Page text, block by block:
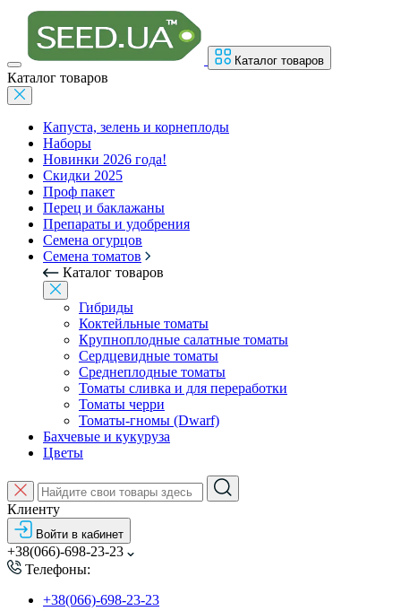
Каталог товаров
Каталог товаров
Капуста, зелень и корнеплоды
Наборы
Новинки 2026 года!
Скидки 2025
Проф пакет
Перец и баклажаны
Препараты и удобрения
Семена огурцов
Семена томатов
Каталог товаров
Гибриды
Коктейльные томаты
Крупноплодные салатные томаты
Сердцевидные томаты
Среднеплодные томаты
Томаты сливка и для переработки
Томаты черри
Томаты-гномы (Dwarf)
Бахчевые и кукуруза
Цветы
Клиенту
Войти в кабинет
+38(066)-698-23-23
Телефоны:
+38(066)-698-23-23